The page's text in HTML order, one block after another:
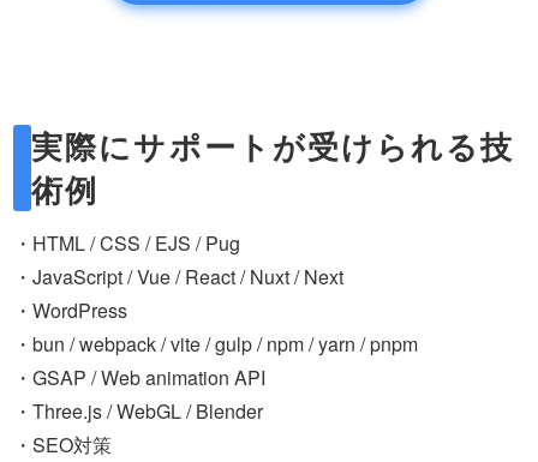
実際にサポートが受けられる技
術例
・HTML / CSS / EJS / Pug
・JavaScript / Vue / React / Nuxt / Next
・WordPress
・bun / webpack / vite / gulp / npm / yarn / pnpm
・GSAP / Web animation API
・Three.js / WebGL / Blender
・SEO対策